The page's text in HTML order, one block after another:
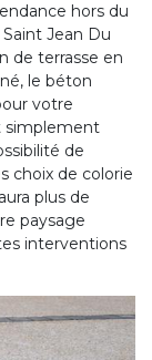
hors du
Jean Du
de terrasse en
le béton
votre
simplement
de
choix de colorie
plus de
paysage
interventions